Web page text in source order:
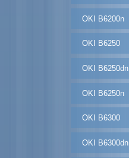
OKI B6200n
OKI B6250
OKI B6250dn
OKI B6250n
OKI B6300
OKI B6300dn